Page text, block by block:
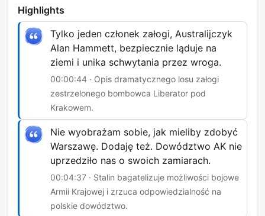
Highlights
Tylko jeden członek załogi, Australijczyk
Alan Hammett, bezpiecznie ląduje na
ziemi i unika schwytania przez wroga.
00:00:44 · Opis dramatycznego losu załogi
zestrzelonego bombowca Liberator pod
Krakowem.
Nie wyobrażam sobie, jak mieliby zdobyć
Warszawę. Dodaję też. Dowództwo AK nie
uprzedziło nas o swoich zamiarach.
00:04:37 · Stalin bagatelizuje możliwości bojowe
Armii Krajowej i zrzuca odpowiedzialność na
polskie dowództwo.